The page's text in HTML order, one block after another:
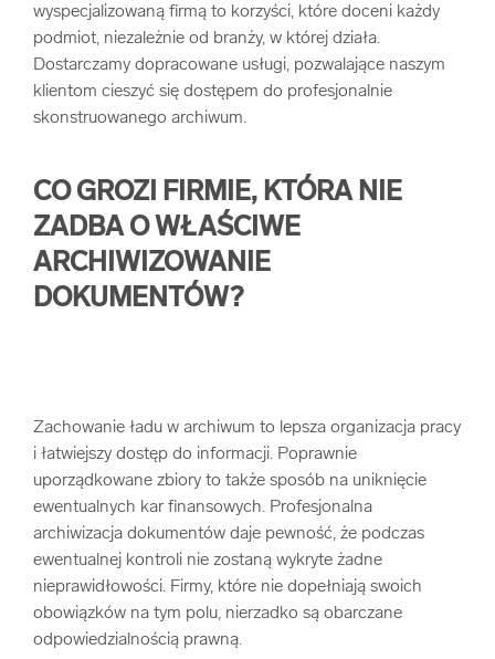
wyspecjalizowaną firmą to korzyści, które doceni każdy
podmiot, niezależnie od branży, w której działa.
Dostarczamy dopracowane usługi, pozwalające naszym
klientom cieszyć się dostępem do profesjonalnie
skonstruowanego archiwum.
CO GROZI FIRMIE, KTÓRA NIE
ZADBA O WŁAŚCIWE
ARCHIWIZOWANIE
DOKUMENTÓW?
Zachowanie ładu w archiwum to lepsza organizacja pracy
i łatwiejszy dostęp do informacji. Poprawnie
uporządkowane zbiory to także sposób na uniknięcie
ewentualnych kar finansowych. Profesjonalna
archiwizacja dokumentów daje pewność, że podczas
ewentualnej kontroli nie zostaną wykryte żadne
nieprawidłowości. Firmy, które nie dopełniają swoich
obowiązków na tym polu, nierzadko są obarczane
odpowiedzialnością prawną.